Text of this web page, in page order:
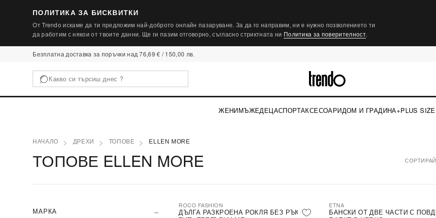
ПОЛИТИКА ЗА БИСКВИТКИ
От Trendo искаме да ти предложим най-доброто онлайн пазаруване. За да го направим, ни е нужно позволението ти
да работим с някои от твоите данни. Ще ги пазим отговорно, съгласно стриктната ни Политика за поверителност.
Безплатна доставка за поръчки над 76,69 € / 150,00 лв.
ЖЕНИМЪЖЕДЕЦАСПОРТАКСЕСОАРИДОМ И ГРАДИНА+PLUS SIZE
НАЧАЛО ДРЕХИ ТОПОВЕ ELLEN MORE
ТОПОВЕ ELLEN MORE
МАРКА -30%
ROCO FASHION
ДЪЛГА РАЗКРОЕНА РОКЛЯ БЕЗ РЪКАВ
ETNA
БАНСКИ ОТ ДВЕ ЧАСТИ С